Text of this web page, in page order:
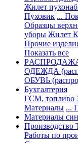
Жилет
Пуховик ...
Образцы
уборы Жилет
Прочие
Показать все
ОДЕЖДА
ОБУВЬ
Бухгалтерия
ГСМ, топливо
Материалы ...
Материалы
Производство
Работы по